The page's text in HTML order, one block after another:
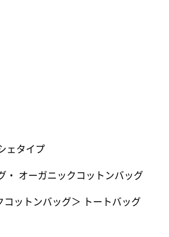
ェタイプ
・ オーガニックコットンバッグ
コットンバッグ＞ トートバッグ